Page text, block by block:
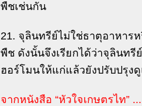
พืชเช่นกัน
21. จุลินทรีย์ไม่ใช่ธาตุอาหาร
พืช ดังนั้นจึงเรียกได้ว่าจุลินทรี
ฮอร์โมนให้แก่แล้วยังปรับปรุ
จากหนังสือ “หัวใจเกษตรไท”